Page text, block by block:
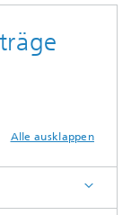
Alle ausklappen